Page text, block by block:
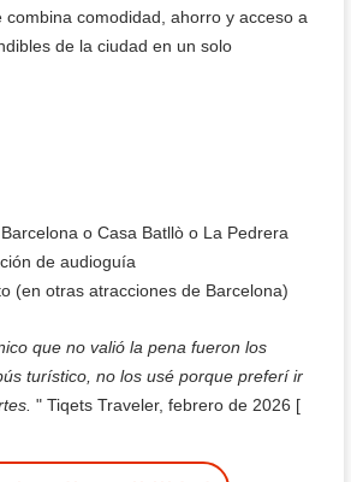
combina comodidad, ahorro y acceso a
de la ciudad en un solo
o Casa Batllò o La Pedrera
de audioguía
(en otras atracciones de Barcelona)
que no valió la pena fueron los
turístico, no los usé porque preferí ir
" Tiqets Traveler, febrero de 2026 [